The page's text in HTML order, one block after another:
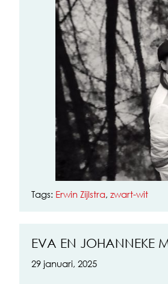
Tags: Erwin Zijlstra, zwart-wit
EVA EN JOHANNEKE
29 januari, 2025